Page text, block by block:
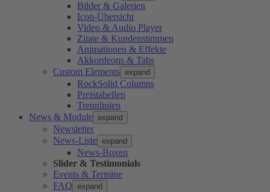
Bilder & Galerien
Icon-Übersicht
Video & Audio Player
Zitate & Kundenstimmen
Animationen & Effekte
Akkordeons & Tabs
Custom Elements expand
RockSolid Columns
Preistabellen
Trennlinien
News & Module expand
Newsletter
News-Liste expand
News-Boxen
Slider & Testimonials
Events & Termine
FAQ expand